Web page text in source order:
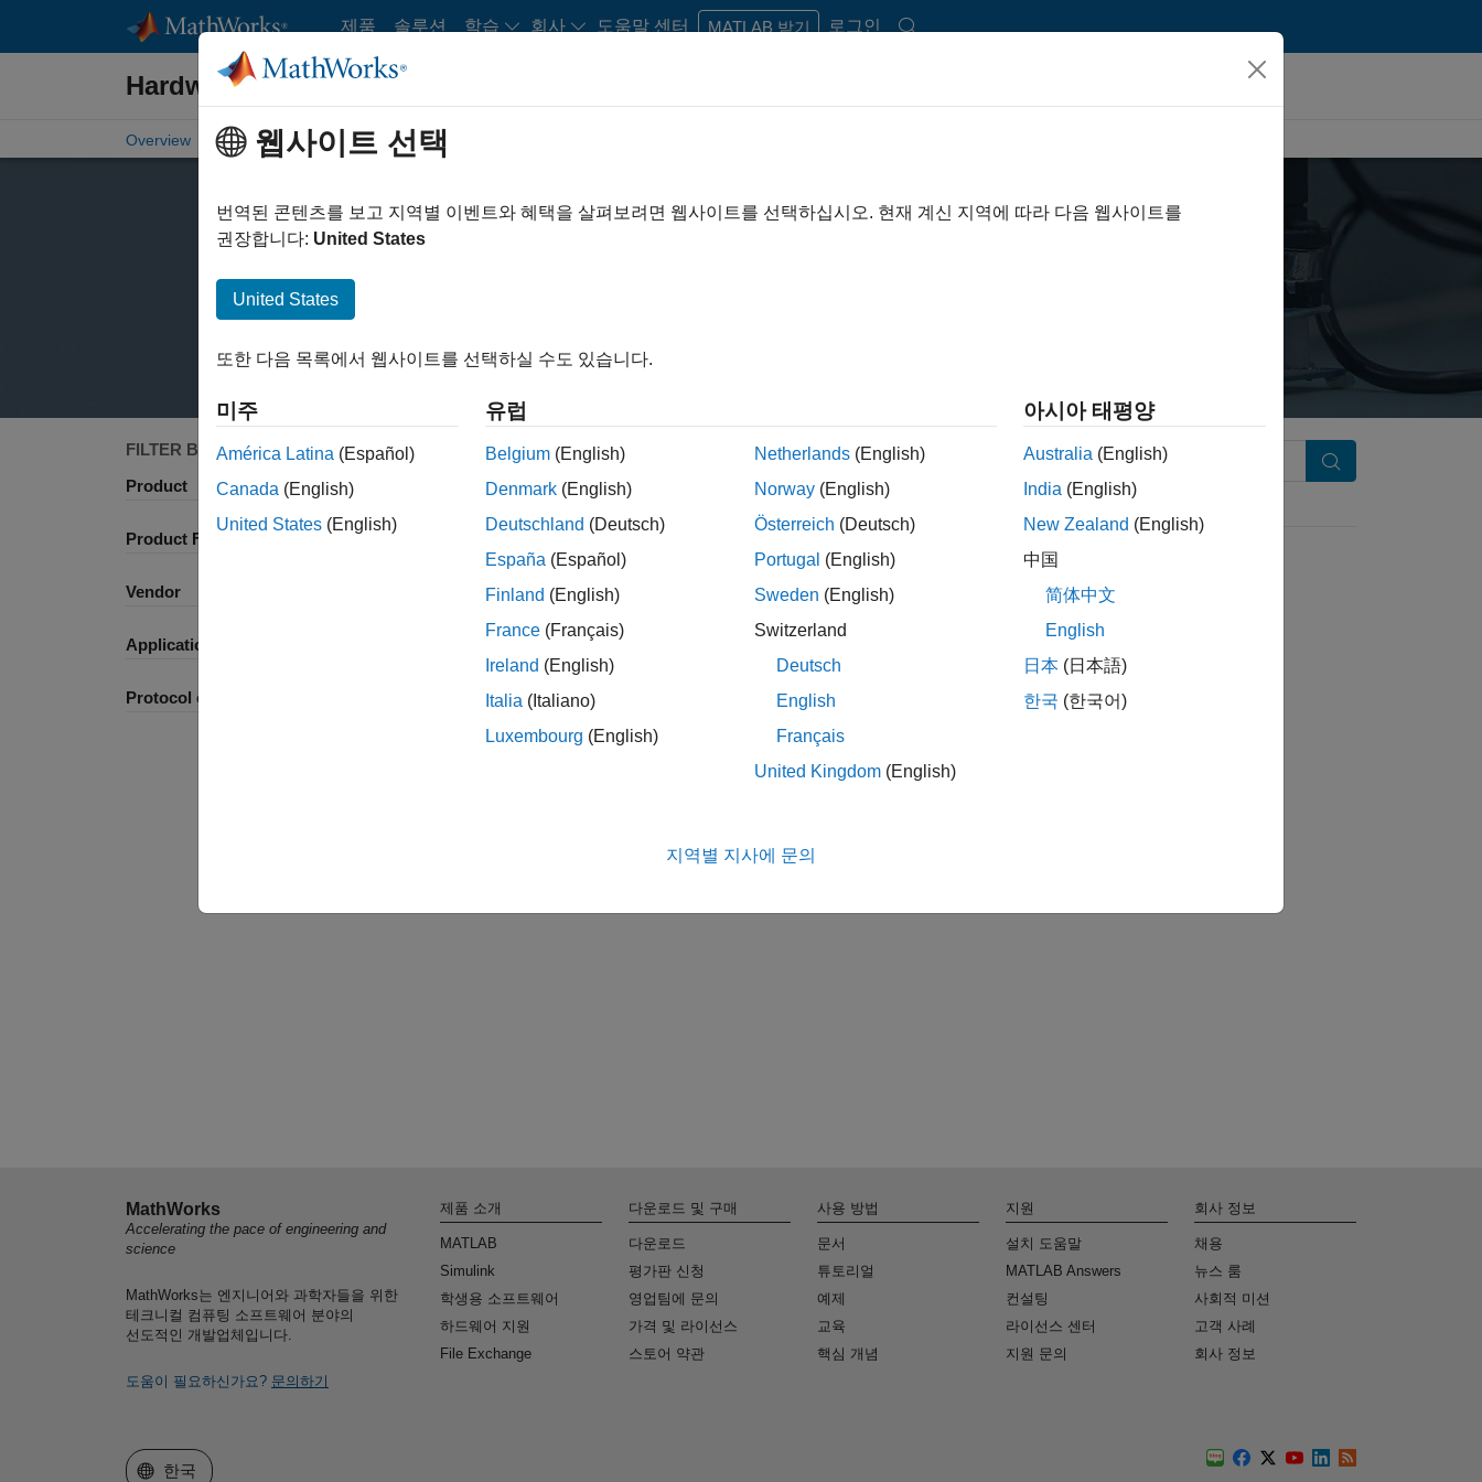
콘텐츠로 바로 가기
제품 솔루션 학습 회사 도움말 센터 MATLAB 받기 로그인
Hardware Support
Overview Search Hardware Support Request Hardware Support
FILTER BY
Product
Product Family and Category
Vendor
Application
Protocol or Standard
Search
웹사이트 선택
번역된 콘텐츠를 보고 지역별 이벤트와 혜택을 살펴보려면 웹사이트를 선택하십시오. 현재 계신 지역에 따라 다음 웹사이트를
권장합니다: United States
United States
또한 다음 목록에서 웹사이트를 선택하실 수도 있습니다.
미주
América Latina (Español)
Canada (English)
United States (English)
유럽
Belgium (English)
Denmark (English)
Deutschland (Deutsch)
España (Español)
Finland (English)
France (Français)
Ireland (English)
Italia (Italiano)
Luxembourg (English)
Netherlands (English)
Norway (English)
Österreich (Deutsch)
Portugal (English)
Sweden (English)
Switzerland
Deutsch
English
Français
United Kingdom (English)
아시아 태평양
Australia (English)
India (English)
New Zealand (English)
中国
简体中文
English
日本 (日本語)
한국 (한국어)
지역별 지사에 문의
MathWorks
Accelerating the pace of engineering and
science
MathWorks는 엔지니어와 과학자들을 위한
테크니컬 컴퓨팅 소프트웨어 분야의
선도적인 개발업체입니다.
도움이 필요하신가요? 문의하기
제품 소개
MATLAB
Simulink
학생용 소프트웨어
하드웨어 지원
File Exchange
다운로드 및 구매
다운로드
평가판 신청
영업팀에 문의
가격 및 라이선스
스토어 약관
사용 방법
문서
튜토리얼
예제
교육
핵심 개념
지원
설치 도움말
MATLAB Answers
컨설팅
라이선스 센터
지원 문의
회사 정보
채용
뉴스 룸
사회적 미션
고객 사례
회사 정보
웹사이트 선택
한국